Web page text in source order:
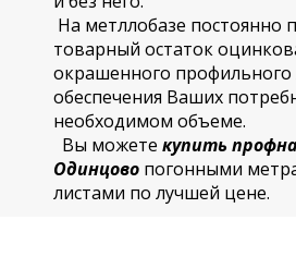
На метллобазе постоянно
товарный остаток
окрашенного профильного
обеспечения Ваших
необходимом объеме.
Вы можете купить
Одинцово погонными
листами по лучшей цене.